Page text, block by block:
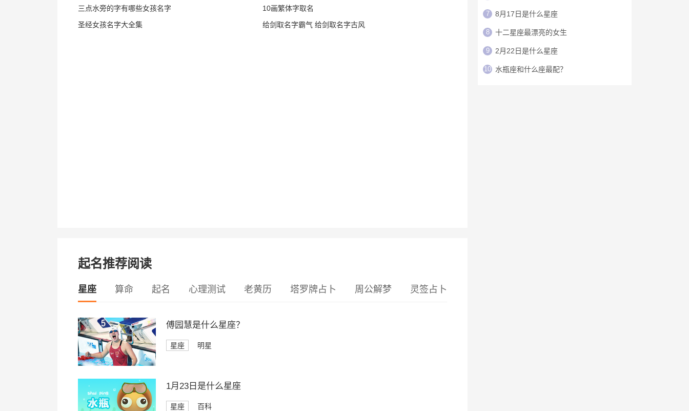
三点水旁的字有哪些女孩名字
10画繁体字取名
圣经女孩名字大全集
给剑取名字霸气 给剑取名字古风
起名推荐阅读
星座 算命 起名 心理测试 老黄历 塔罗牌占卜 周公解梦 灵签占卜
傅园慧是什么星座？
星座 明星
1月23日是什么星座
星座 百科
7 8月17日是什么星座
8 十二星座最漂亮的女生
9 2月22日是什么星座
10 水瓶座和什么座最配？